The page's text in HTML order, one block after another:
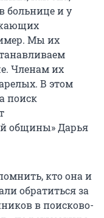
больнице и у
Мы их
Членам их
В этом
поиск
общины» Дарья
кто она и
обратиться за
в поисково-